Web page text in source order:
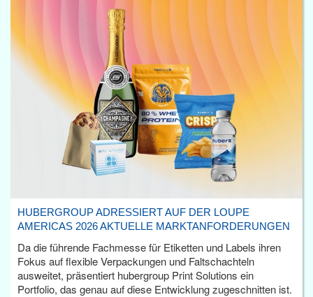
HUBERGROUP ADRESSIERT AUF DER LOUPE
AMERICAS 2026 AKTUELLE MARKTANFORDERUNGEN
Da die führende Fachmesse für Etiketten und Labels ihren
Fokus auf flexible Verpackungen und Faltschachteln
ausweitet, präsentiert hubergroup Print Solutions ein
Portfolio, das genau auf diese Entwicklung zugeschnitten ist.